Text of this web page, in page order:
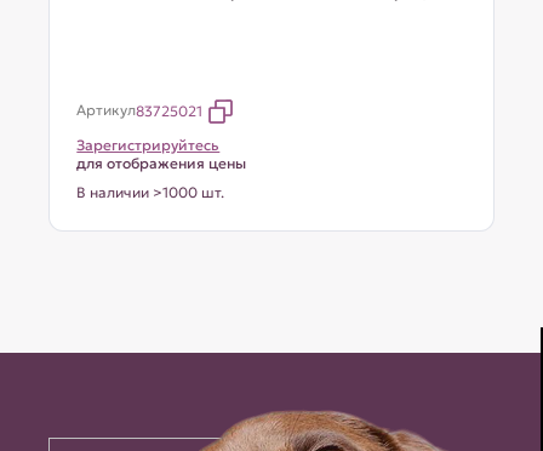
Артикул83725021
Зарегистрируйтесь
для отображения цены
В наличии >1000 шт.